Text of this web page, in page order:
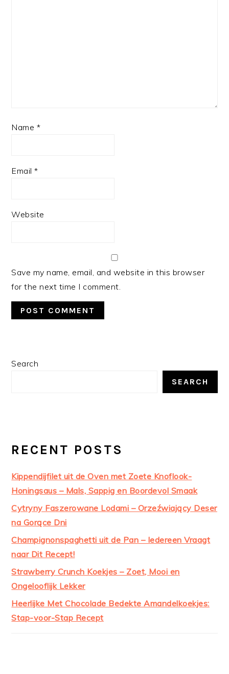
Name *
Email*
Website
Save my name, email, and website in this browser
for the next time I comment.
PRIMARY
Search
SEARCH
RECENT POSTS
Kippendijfilet uit de Oven met Zoete Knoflook-
Honingsaus – Mals, Sappig en Boordevol Smaak
Cytryny Faszerowane Lodami – Orzeźwiający Deser
na Gorące Dni
Champignonspaghetti uit de Pan – Iedereen Vraagt
naar Dit Recept!
Strawberry Crunch Koekjes – Zoet, Mooi en
Ongelooflijk Lekker
Heerlijke Met Chocolade Bedekte Amandelkoekjes:
Stap-voor-Stap Recept